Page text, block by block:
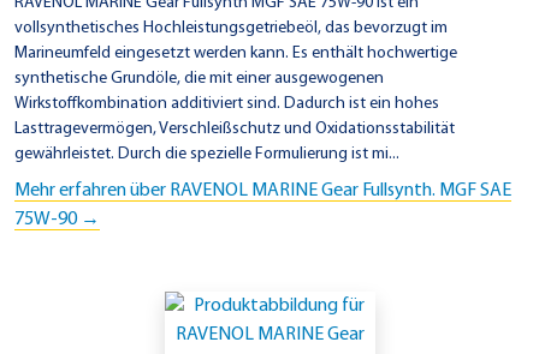
vollsynthetisches Hochleistungsgetriebeöl, das bevorzugt im
Marineumfeld eingesetzt werden kann. Es enthält hochwertige
synthetische Grundöle, die mit einer ausgewogenen
Wirkstoffkombination additiviert sind. Dadurch ist ein hohes
Lasttragevermögen, Verschleißschutz und Oxidationsstabilität
gewährleistet. Durch die spezielle Formulierung ist mi...
Mehr erfahren über RAVENOL MARINE Gear Fullsynth. MGF SAE
75W-90 →